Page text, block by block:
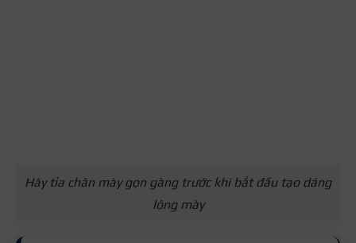
Hãy tỉa chân mày gọn gàng trước khi bắt đầu tạo dáng
lông mày